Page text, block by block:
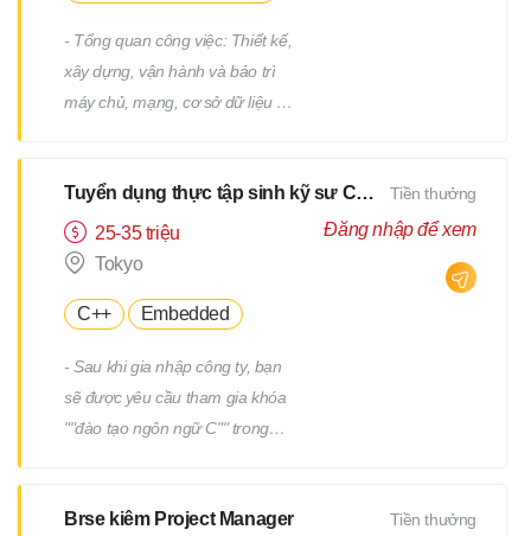
- Tổng quan công việc: Thiết kế,
xây dựng, vận hành và bảo trì
máy chủ, mạng, cơ sở dữ liệu /
cả các giai đoạn trên và dưới
của quy trình. Chúng tôi sẽ giao
cho bạn các công việc phù hợp
bạn. - Ví dụ về công việc: Thiết
Windows/Linux Tái cấu trúc hạ
tầng liên quan đến việc thay thế
hệ điều hành hoặc phần mềm
Tuyển dụng thực tập sinh kỹ sư CNTT
25-35 triệu
Tokyo
C++ Embedded
- Sau khi gia nhập công ty, bạn
sẽ được yêu cầu tham gia khóa
""đào tạo ngôn ngữ C"" trong
yêu cầu tham gia thêm một
Tiền thưởng
Đăng nhập để xem
Brse kiêm Project Manager
Tiền thưởng